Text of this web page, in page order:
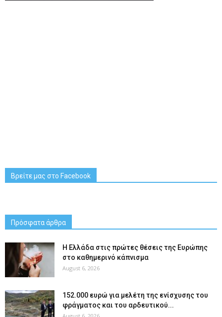
Βρείτε μας στο Facebook
Πρόσφατα άρθρα
Η Ελλάδα στις πρώτες θέσεις της Ευρώπης
στο καθημερινό κάπνισμα
August 6, 2026
152.000 ευρώ για μελέτη της ενίσχυσης του
φράγματος και του αρδευτικού...